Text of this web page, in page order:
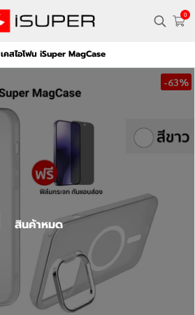
0
เคสไอโฟน iSuper MagCase
-63%
สินค้าหมด